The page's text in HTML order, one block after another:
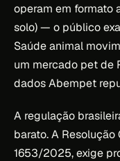
operam em formato
solo) — o público
Saúde animal
um mercado pet de
dados Abempet
A regulação
barato. A
1653/2025, exige